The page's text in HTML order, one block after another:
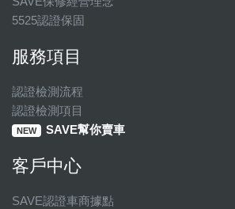
5525認證保固
服務項目
認證檢測流程
認證檢測項目
NEW SAVE幫你賣車
客戶中心
SAVE認證車商據點